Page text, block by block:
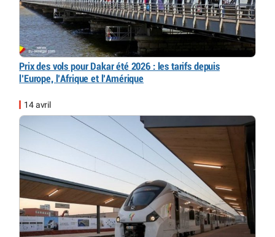
Prix des vols pour Dakar été 2026 : les tarifs depuis
l’Europe, l’Afrique et l’Amérique
14 avril